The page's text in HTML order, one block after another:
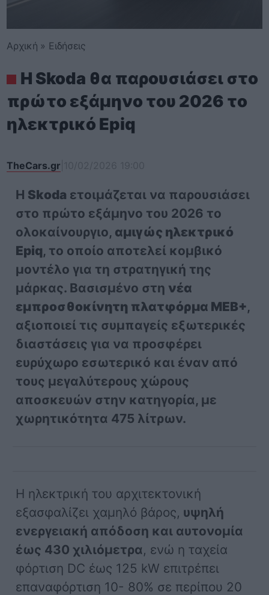
Αρχική » Ειδήσεις
Η Skoda θα παρουσιάσει στο
πρώτο εξάμηνο του 2026 το
ηλεκτρικό Epiq
TheCars.gr
Η Skoda ετοιμάζεται να παρουσιάσει
στο πρώτο εξάμηνο του 2026 το
ολοκαίνουργιο, αμιγώς ηλεκτρικό
Epiq, το οποίο αποτελεί κομβικό
μοντέλο για τη στρατηγική της
μάρκας. Βασισμένο στη νέα
εμπροσθοκίνητη πλατφόρμα MEB+,
αξιοποιεί τις συμπαγείς εξωτερικές
διαστάσεις για να προσφέρει
ευρύχωρο εσωτερικό και έναν από
τους μεγαλύτερους χώρους
αποσκευών στην κατηγορία, με
χωρητικότητα 475 λίτρων.
Η ηλεκτρική του αρχιτεκτονική
εξασφαλίζει χαμηλό βάρος, υψηλή
ενεργειακή απόδοση και αυτονομία
έως 430 χιλιόμετρα, ενώ η ταχεία
φόρτιση DC έως 125 kW επιτρέπει
επαναφόρτιση 10- 80% σε περίπου 20